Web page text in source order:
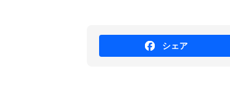
シェア